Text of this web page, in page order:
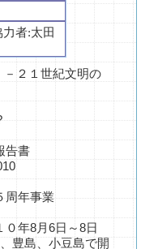
者:太田
２１世紀文明の
告書
周年事業
年8月6日～8日
豊島、小豆島で開